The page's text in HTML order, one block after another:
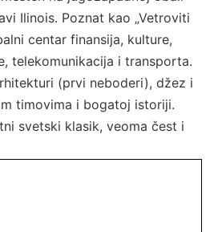
Ilinois. Poznat kao „Vetroviti
centar finansija, kulture,
telekomunikacija i transporta.
(prvi neboderi), džez i
timovima i bogatoj istoriji.
svetski klasik, veoma čest i